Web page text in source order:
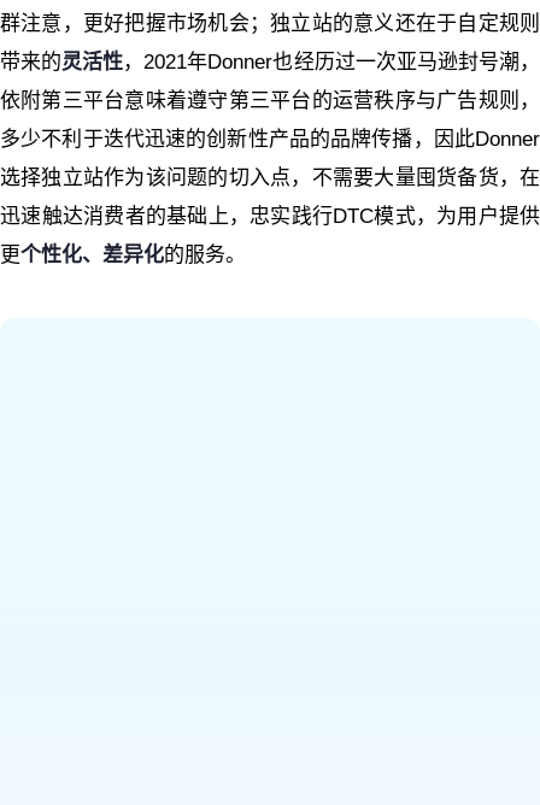
群注意，更好把握市场机会；独立站的意义还在于自定规则
带来的灵活性，2021年Donner也经历过一次亚马逊封号潮，
依附第三平台意味着遵守第三平台的运营秩序与广告规则，
多少不利于迭代迅速的创新性产品的品牌传播，因此Donner
选择独立站作为该问题的切入点，不需要大量囤货备货，在
迅速触达消费者的基础上，忠实践行DTC模式，为用户提供
更个性化、差异化的服务。